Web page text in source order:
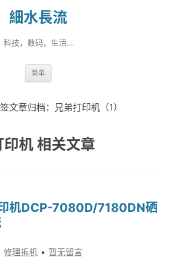
細水長流
科技，数码，生活…
菜单
到
文章归档：兄弟打印机（1）
机 相关文章
机DCP-7080D/7180DN硒
修理拆机 暂无留言